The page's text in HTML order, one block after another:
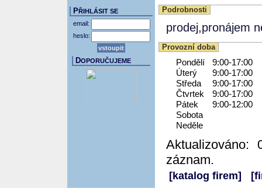
Podrobnosti
prodej,pronájem
Provozní doba
Pondělí
9:00-17:00
Úterý
9:00-17:00
Středa
9:00-17:00
Čtvrtek
9:00-17:00
Pátek
9:00-12:00
Sobota
Neděle
Aktualizováno:
záznam.
[katalog firem]
PŘIHLÁSIT SE
email:
heslo:
DOPORUČUJEME